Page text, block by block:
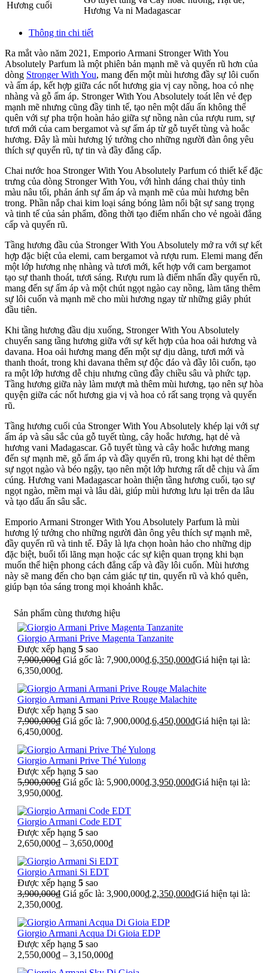
Hương cuối
Hương Va ni Madagascar
Thông tin chi tiết
Ra mắt vào năm 2021, Emporio Armani Stronger With You
Absolutely Parfum là một phiên bản mạnh mẽ và quyến rũ hơn của
dòng Stronger With You, mang đến một mùi hương đầy sự lôi cuốn
và ấm áp, kết hợp giữa các nốt hương gia vị cay nồng, hoa cỏ nhẹ
nhàng và gỗ ấm áp. Stronger With You Absolutely toát lên vẻ đẹp
mạnh mẽ nhưng cũng đầy tinh tế, tạo nên một dấu ấn không thể
quên với sự pha trộn hoàn hảo giữa sự nồng nàn của rượu rum, sự
tươi mới của cam bergamot và sự ấm áp từ gỗ tuyết tùng và hoắc
hương. Đây là mùi hương lý tưởng cho những người đàn ông yêu
thích sự quyến rũ, tự tin và đầy đẳng cấp.
Chai nước hoa Stronger With You Absolutely Parfum có thiết kế đặc
trưng của dòng Stronger With You, với hình dáng chai thủy tinh
màu nâu tối, phản ánh sự ấm áp và mạnh mẽ của mùi hương bên
trong. Phần nắp chai kim loại sáng bóng làm nổi bật sự sang trọng
và tinh tế của sản phẩm, đồng thời tạo điểm nhấn cho vẻ ngoài đẳng
cấp và quyến rũ.
Tầng hương đầu của Stronger With You Absolutely mở ra với sự kết
hợp đặc biệt của elemi, cam bergamot và rượu rum. Elemi mang đến
một lớp hương nhẹ nhàng và tươi mới, kết hợp với cam bergamot
tạo sự thanh thoát, tươi sáng. Rượu rum là điểm nhấn đầy quyến rũ,
mang đến sự ấm áp và một chút ngọt ngào cay nồng, làm tăng thêm
sự lôi cuốn và mạnh mẽ cho mùi hương ngay từ những giây phút
đầu tiên.
Khi tầng hương đầu dịu xuống, Stronger With You Absolutely
chuyển sang tầng hương giữa với sự kết hợp của hoa oải hương và
davana. Hoa oải hương mang đến một sự dịu dàng, tươi mới và
thanh thoát, trong khi davana thêm sự độc đáo và đầy lôi cuốn, tạo
ra một lớp hương dễ chịu nhưng cũng đầy chiều sâu và phức tạp.
Tầng hương giữa này làm mượt mà thêm mùi hương, tạo nên sự hòa
quyện giữa các nốt hương gia vị và hoa cỏ rất sang trọng và quyến
rũ.
Tầng hương cuối của Stronger With You Absolutely khép lại với sự
ấm áp và sâu sắc của gỗ tuyết tùng, cây hoắc hương, hạt dẻ và
hương vani Madagascar. Gỗ tuyết tùng và cây hoắc hương mang
đến sự mạnh mẽ, gỗ ấm áp và đầy quyến rũ, trong khi hạt dẻ thêm
sự ngọt ngào và béo ngậy, tạo nên một lớp hương rất dễ chịu và ấm
cúng. Hương vani Madagascar hoàn thiện tầng hương cuối, tạo sự
ngọt ngào, mềm mại và lâu dài, giúp mùi hương lưu lại trên da lâu
và tạo dấu ấn sâu sắc.
Emporio Armani Stronger With You Absolutely Parfum là mùi
hương lý tưởng cho những người đàn ông yêu thích sự mạnh mẽ,
đầy quyến rũ và tinh tế. Đây là lựa chọn hoàn hảo cho những dịp
đặc biệt, buổi tối lãng mạn hoặc các sự kiện quan trọng khi bạn
muốn thể hiện phong cách đẳng cấp và đầy lôi cuốn. Mùi hương
này sẽ mang đến cho bạn cảm giác tự tin, quyến rũ và khó quên,
giúp bạn tỏa sáng trong mọi khoảnh khắc.
Sản phẩm cùng thương hiệu
Giorgio Armani Prive Magenta Tanzanite
Được xếp hạng 5 sao
7,900,000₫ Giá gốc là: 7,900,000₫.6,350,000₫Giá hiện tại là:
6,350,000₫.
Giorgio Armani Armani Prive Rouge Malachite
Được xếp hạng 5 sao
7,900,000₫ Giá gốc là: 7,900,000₫.6,450,000₫Giá hiện tại là:
6,450,000₫.
Giorgio Armani Prive Thé Yulong
Được xếp hạng 5 sao
5,900,000₫ Giá gốc là: 5,900,000₫.3,950,000₫Giá hiện tại là:
3,950,000₫.
Giorgio Armani Code EDT
Được xếp hạng 5 sao
2,650,000₫ – 3,650,000₫
Giorgio Armani Si EDT
Được xếp hạng 5 sao
3,900,000₫ Giá gốc là: 3,900,000₫.2,350,000₫Giá hiện tại là:
2,350,000₫.
Giorgio Armani Acqua Di Gioia EDP
Được xếp hạng 5 sao
2,550,000₫ – 3,150,000₫